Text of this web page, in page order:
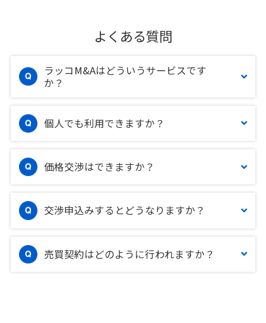
よくある質問
ラッコM&Aはどういうサービスです
か？
個人でも利用できますか？
価格交渉はできますか？
交渉申込みするとどうなりますか？
売買契約はどのように行われますか？